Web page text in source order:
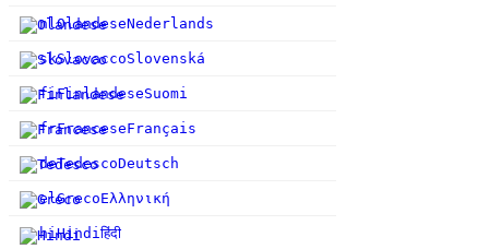
nlOlandeseNederlands
skSlovaccoSlovenská
fiFinlandeseSuomi
frFranceseFrançais
deTedescoDeutsch
elGrecoΕλληνική
hiHindiहिंदी